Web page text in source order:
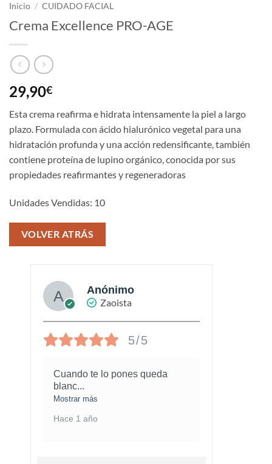
Inicio / CUIDADO FACIAL
Crema Excellence PRO-AGE
29,90€
Esta crema reafirma e hidrata intensamente la piel a largo
plazo. Formulada con ácido hialurónico vegetal para una
hidratación profunda y una acción redensificante, también
contiene proteína de lupino orgánico, conocida por sus
propiedades reafirmantes y regeneradoras
Unidades Vendidas: 10
VOLVER ATRÁS
Anónimo
Zaoista
5/5
Cuando te lo pones queda
blanc...
Mostrar más
Hace 1 año